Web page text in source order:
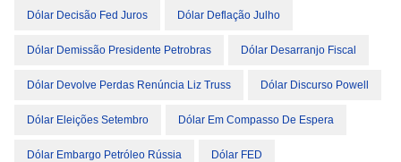
Dólar Decisão Fed Juros Dólar Deflação Julho
Dólar Demissão Presidente Petrobras Dólar Desarranjo Fiscal
Dólar Devolve Perdas Renúncia Liz Truss Dólar Discurso Powell
Dólar Eleições Setembro Dólar Em Compasso De Espera
Dólar Embargo Petróleo Rússia Dólar FED